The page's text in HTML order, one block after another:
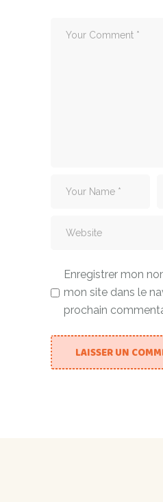
Enregistrer mon
mon site dans le
prochain
LAISSER UN